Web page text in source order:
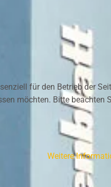
für den Betrieb der
möchten. Bitte
Weitere